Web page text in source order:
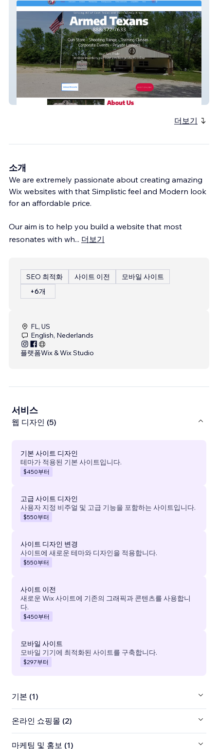
armedtexans
더보기
소개
We are extremely passionate about creating amazing
Wix websites with that Simplistic feel and Modern look
for an affordable price. ​
Our aim is to help you build a website that most
resonates with wh... 더보기
SEO 최적화 사이트 이전
모바일 사이트
+6개
FL, US
English, Nederlands
플랫폼Wix & Wix Studio
서비스
웹 디자인 (5)
기본 사이트 디자인
테마가 적용된 기본 사이트입니다.
$450부터
고급 사이트 디자인
사용자 지정 비주얼 및 고급 기능을 포함하는 사이트입니다.
$550부터
사이트 디자인 변경
사이트에 새로운 테마와 디자인을 적용합니다.
$550부터
사이트 이전
새로운 Wix 사이트에 기존의 그래픽과 콘텐츠를 사용합니
다.
$450부터
모바일 사이트
모바일 기기에 최적화된 사이트를 구축합니다.
$297부터
기본 (1)
온라인 쇼핑몰 (2)
마케팅 및 홍보 (1)